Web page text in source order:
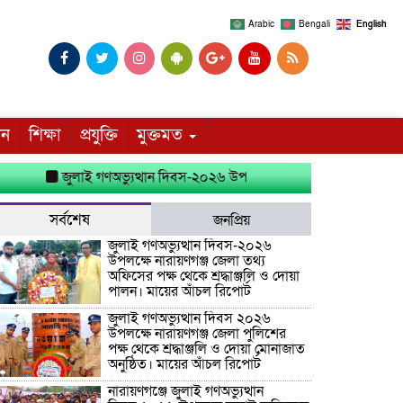
শিক্ষা প্রযুক্তি মুক্তমত
জুলাই গণঅভ্যুত্থান দিবস-২০২৬ উপলক্ষে নারায়ণগঞ্জ জেলা তথ্য
সর্বশেষ
জনপ্রিয়
জুলাই গণঅভ্যুত্থান দিবস-২০২৬
উপলক্ষে নারায়ণগঞ্জ জেলা তথ্য
অফিসের পক্ষ থেকে শ্রদ্ধাঞ্জলি ও দোয়া
পালন। মায়ের আঁচল রিপোর্ট
জুলাই গণঅভ্যুত্থান দিবস ২০২৬
উপলক্ষে নারায়ণগঞ্জ জেলা পুলিশের
পক্ষ থেকে শ্রদ্ধাঞ্জলি ও দোয়া মোনাজাত
অনুষ্ঠিত। মায়ের আঁচল রিপোর্ট
নারায়ণগঞ্জে জুলাই গণঅভ্যুত্থান
Arabic Bengali English